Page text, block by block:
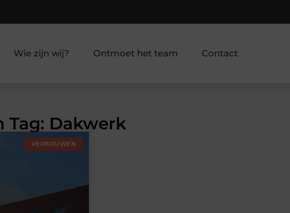
Wie zijn wij? Ontmoet het team Contact
Tag: Dakwerk
VERBOUWEN